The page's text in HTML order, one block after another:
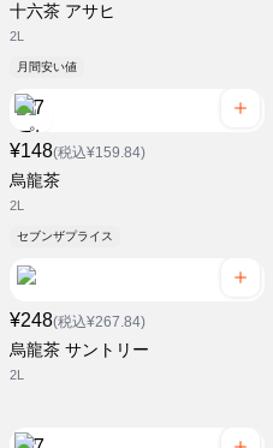
十六茶 アサヒ
2L
月間安い値
¥148(税込¥159.84)
烏龍茶
2L
セブンザプライス
¥248(税込¥267.84)
烏龍茶 サントリー
2L